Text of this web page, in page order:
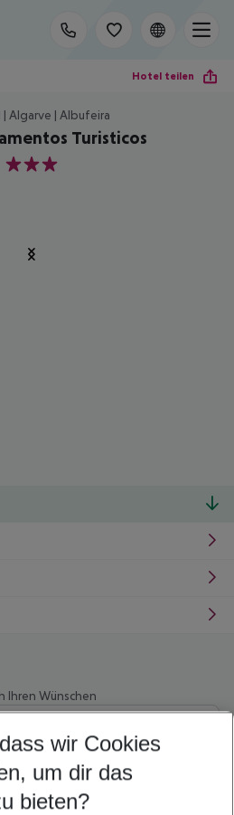
Hotel teilen
Algarve | Albufeira
Turisticos
3
Ihren Wünschen
5-8 Nächte
wir Cookies
um dir das
bieten?